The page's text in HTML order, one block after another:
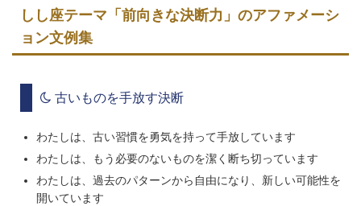
しし座テーマ「前向きな決断力」のアファメーシ
ョン文例集
古いものを手放す決断
わたしは、古い習慣を勇気を持って手放しています
わたしは、もう必要のないものを潔く断ち切っています
わたしは、過去のパターンから自由になり、新しい可能性を
開いています